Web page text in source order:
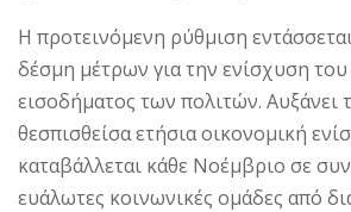
Η προτεινόμενη ρύθμιση
δέσμη μέτρων για την ενίσχυση του
εισοδήματος των πολιτών. Αυξάνει
θεσπισθείσα ετήσια οικονομική
καταβάλλεται κάθε Νοέμβριο σε
ευάλωτες κοινωνικές ομάδες από